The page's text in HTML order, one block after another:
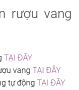
rượu vang
TẠI ĐÂY
vang TẠI ĐÂY
tự động TẠI ĐÂY